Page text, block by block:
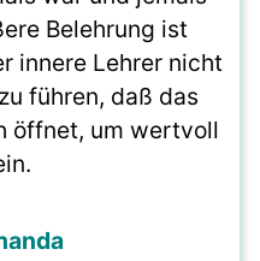
Belehrung ist
innere Lehrer nicht
führen, daß das
öffnet, um wertvoll